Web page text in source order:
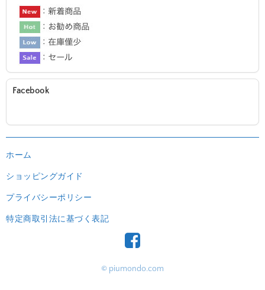
Facebook
ホーム
ショッピングガイド
プライバシーポリシー
特定商取引法に基づく表記
© piumondo.com